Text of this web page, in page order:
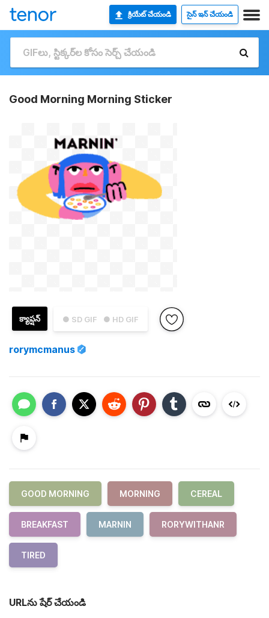
క్రియేట్ చేయండి సైన్ ఇన్ చేయండి
Good Morning Morning Sticker
● SD GIF ● HD GIF
క్యాప్షన్
rorymcmanus
GOOD MORNING MORNING CEREAL
BREAKFAST MARNIN RORYWITHANR
TIRED
URLను షేర్ చేయండి